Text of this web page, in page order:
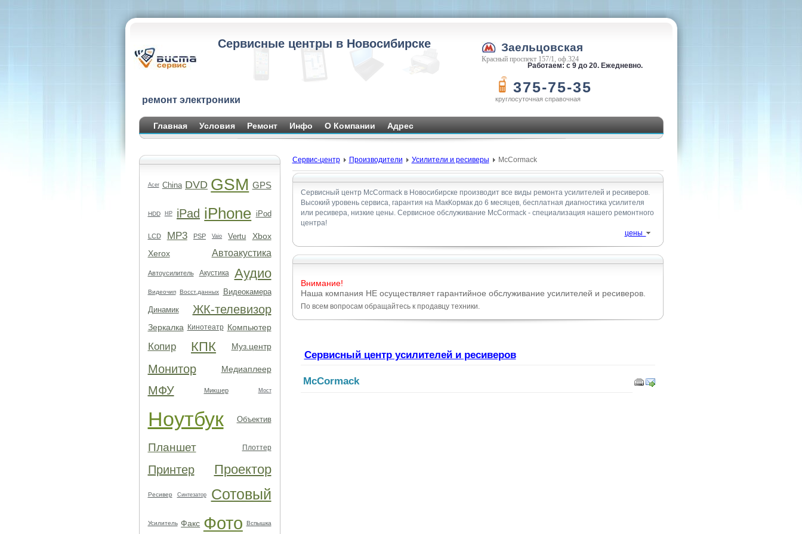
Сервисные центры в Новосибирске
ремонт электроники
Заельцовская
Красный проспект 157/1, оф.324
Работаем: с 9 до 20. Ежедневно.
375-75-35
круглосуточная справочная
Главная Условия Ремонт Инфо О Компании Адрес
Acer China DVD GSM GPS
HDD HP iPad iPhone iPod
LCD MP3 PSP Vaio Vertu
Xbox
Xerox
Автоакустика
Автоусилитель Акустика Аудио
Видеочип Восст.данных
Видеокамера
Динамик
ЖК-телевизор
Зеркалка Кинотеатр Компьютер
Копир КПК Муз.центр
Монитор Медиаплеер
МФУ Микшер Мост
Ноутбук Объектив
Планшет Плоттер
Принтер Проектор
Ресивер Синтезатор Сотовый
Усилитель Факс Фото Вспышка
Сервис-центр Производители Усилители и ресиверы McCormack
Сервисный центр McCormack в Новосибирске производит все виды ремонта усилителей и ресиверов.
Высокий уровень сервиса, гарантия на МакКормак до 6 месяцев, бесплатная диагностика усилителя
или ресивера, низкие цены. Сервисное обслуживание McCormack - специализация нашего ремонтного
центра!
цены
Внимание!
Наша компания НЕ осуществляет гарантийное обслуживание усилителей и ресиверов.
По всем вопросам обращайтесь к продавцу техники.
Сервисный центр усилителей и ресиверов
McCormack